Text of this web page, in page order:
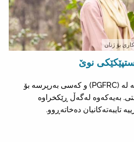
بۆ ژنان
نوێ
نیغات عەزیز ڕاوێژکارێکە لە (PGFRC) و کەسی بەرپرسە بۆ
بەیەکەوە لەگەڵ ڕێکخراوە
تایبەتەکانیان دەخاتەڕوو.